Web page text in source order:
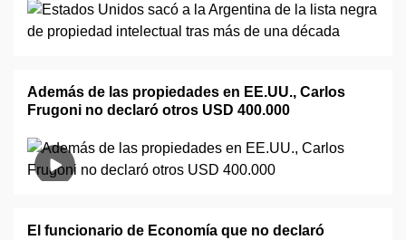
Además de las propiedades en EE.UU., Carlos
Frugoni no declaró otros USD 400.000
El funcionario de Economía que no declaró